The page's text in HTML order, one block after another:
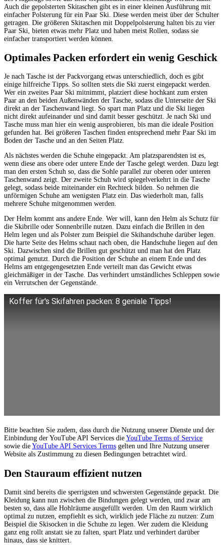
Auch die gepolsterten Skitaschen gibt es in einer kleinen Ausführung mit
einfacher Polsterung für ein Paar Ski. Diese werden meist über der Schulter
getragen. Die größeren Skitaschen mit Doppelpolsterung halten bis zu vier
Paar Ski, bieten etwas mehr Platz und haben meist Rollen, sodass sie
einfacher transportiert werden können.
Optimales Packen erfordert ein wenig Geschick
Je nach Tasche ist der Packvorgang etwas unterschiedlich, doch es gibt
einige hilfreiche Tipps. So sollten stets die Ski zuerst eingepackt werden.
Wer ein zweites Paar Ski mitnimmt, platziert diese hochkant zum ersten
Paar an den beiden Außenwänden der Tasche, sodass die Unterseite der Ski
direkt an der Taschenwand liegt. So spart man Platz und die Ski liegen
nicht direkt aufeinander und sind damit besser geschützt. Je nach Ski und
Tasche muss man hier ein wenig ausprobieren, bis man die ideale Position
gefunden hat. Bei größeren Taschen finden entsprechend mehr Paar Ski im
Boden der Tasche und an den Seiten Platz.
Als nächstes werden die Schuhe eingepackt. Am platzsparendsten ist es,
wenn diese ans obere oder untere Ende der Tasche gelegt werden. Dazu legt
man den ersten Schuh so, dass die Sohle parallel zur oberen oder unteren
Taschenwand zeigt. Der zweite Schuh wird spiegelverkehrt in die Tasche
gelegt, sodass beide miteinander ein Rechteck bilden. So nehmen die
unförmigen Schuhe am wenigsten Platz ein. Das wiederholt man, falls
mehrere Schuhe mitgenommen werden.
Der Helm kommt ans andere Ende. Wer will, kann den Helm als Schutz für
die Skibrille oder Sonnenbrille nutzen. Dazu einfach die Brillen in den
Helm legen und als Polster zum Beispiel die Skihandschuhe darüber legen.
Die harte Seite des Helms schaut nach oben, die Handschuhe liegen auf den
Ski. Dazwischen sind die Brillen gut geschützt und man hat den Platz
optimal genutzt. Durch die Position der Schuhe an einem Ende und des
Helms am entgegengesetzten Ende verteilt man das Gewicht etwas
gleichmäßiger in der Tasche. Das verhindert umständliches Schleppen sowie
ein Verrutschen der Gegenstände.
Koffer für's Skifahren packen: 8 geniale Tipps!
Bitte beachten Sie zudem, dass durch die Nutzung unserer Dienste und der
Einbindung der YouTube API Services die YouTube Terms of Service
sowie die YouTube API Services Terms gelten und Ihre Nutzung unserer
Website als Zustimmung zu diesen Bedingungen betrachtet wird.
Den Stauraum effizient nutzen
Damit sind bereits die sperrigsten und schwersten Gegenstände gepackt. Die
Kleidung kann nun zwischen die Bindungen gelegt werden, und zwar am
besten so, dass alle Hohlräume ausgefüllt werden. Um den Raum wirklich
optimal zu nutzen, empfiehlt es sich, wirklich jede Fläche zu nutzen: Zum
Beispiel die Skisocken in die Schuhe zu legen. Wer zudem die Kleidung
ganz eng rollt anstatt sie zu falten, spart Platz und verhindert darüber
hinaus, dass sie knittert.